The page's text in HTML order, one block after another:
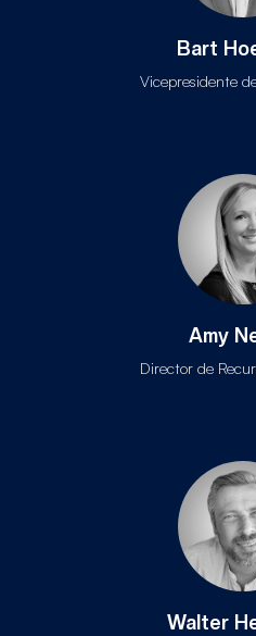
Bart
Vicepresidente
Amy
Director de
Walter